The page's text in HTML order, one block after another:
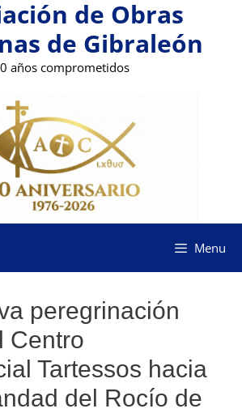
de Obras
de Gibraleón
años comprometidos
Menu
peregrinación
Centro
Tartessos hacia
del Rocío de